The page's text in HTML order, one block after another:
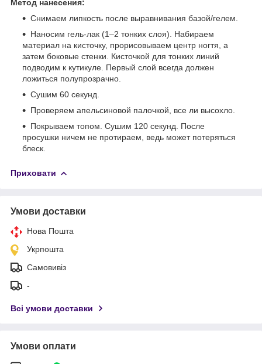
Метод нанесения:
Снимаем липкость после выравнивания базой/гелем.
Наносим гель-лак (1–2 тонких слоя). Набираем
материал на кисточку, прорисовываем центр ногтя, а
затем боковые стенки. Кисточкой для тонких линий
подводим к кутикуле. Первый слой всегда должен
ложиться полупрозрачно.
Сушим 60 секунд.
Проверяем апельсиновой палочкой, все ли высохло.
Покрываем топом. Сушим 120 секунд. После
просушки ничем не протираем, ведь может потеряться
блеск.
Приховати
Умови доставки
Нова Пошта
Укрпошта
Самовивіз
-
Всі умови доставки
Умови оплати